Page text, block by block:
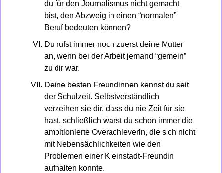
du für den Journalismus nicht gemacht
bist, den Abzweig in einen “normalen”
Beruf bedeuten können?
Du rufst immer noch zuerst deine Mutter
an, wenn bei der Arbeit jemand “gemein”
zu dir war.
Deine besten Freundinnen kennst du seit
der Schulzeit. Selbstverständlich
verzeihen sie dir, dass du nie Zeit für sie
hast, schließlich warst du schon immer die
ambitionierte Overachieverin, die sich nicht
mit Nebensächlichkeiten wie den
Problemen einer Kleinstadt-Freundin
aufhalten konnte.